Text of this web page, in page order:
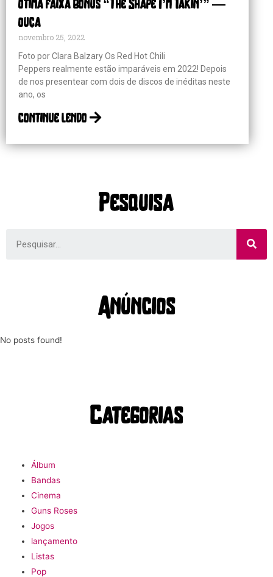
ótima faixa bônus “The Shape I’m Takin’” —
ouça
novembro 25, 2022
Foto por Clara Balzary Os Red Hot Chili
Peppers realmente estão imparáveis em 2022! Depois
de nos presentear com dois de discos de inéditas neste
ano, os
continue lendo
Pesquisa
Anúncios
No posts found!
Categorias
Álbum
Bandas
Cinema
Guns Roses
Jogos
lançamento
Listas
Pop